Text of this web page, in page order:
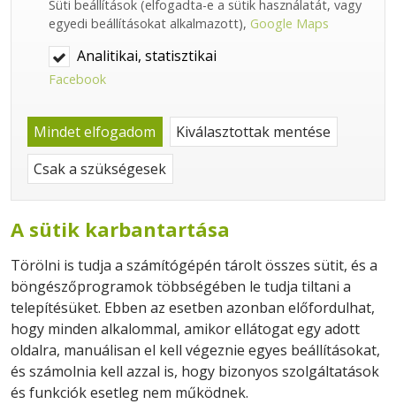
Süti beállítások (elfogadta-e a sütik használatát, vagy
egyedi beállításokat alkalmazott), Google Maps
Analitikai, statisztikai
Facebook
Mindet elfogadom
Kiválasztottak mentése
Csak a szükségesek
A sütik karbantartása
Törölni is tudja a számítógépén tárolt összes sütit, és a
böngészőprogramok többségében le tudja tiltani a
telepítésüket. Ebben az esetben azonban előfordulhat,
hogy minden alkalommal, amikor ellátogat egy adott
oldalra, manuálisan el kell végeznie egyes beállításokat,
és számolnia kell azzal is, hogy bizonyos szolgáltatások
és funkciók esetleg nem működnek.